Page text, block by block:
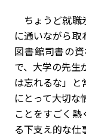
ちょうど就職
に通いながら取
図書館司書の
で、大学の先生
は忘れるな」と
にとって大切な
ことをすごく熱
る下支え的な仕